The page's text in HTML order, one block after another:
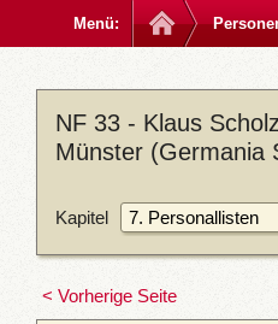
Menü:
NF 33 - Klaus
Münster (Germania
Kapitel
< Vorherige Seite